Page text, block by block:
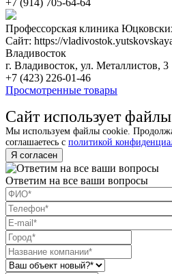
Профессорская клиника
Сайт: https://
Владивосток
г. Владивосток, ул. Металлистов, 3
+7 (423) 226-01-46
Просмотренные товары
Сайт использует
Мы используем файлы cookie.
соглашаетесь с политикой
Я согласен
Ответим на все ваши вопросы